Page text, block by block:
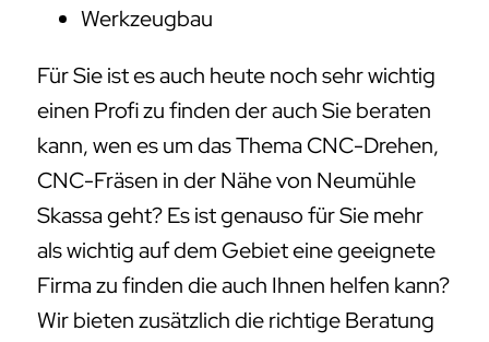
Werkzeugbau
Für Sie ist es auch heute noch sehr wichtig
einen Profi zu finden der auch Sie beraten
kann, wen es um das Thema CNC-Drehen,
CNC-Fräsen in der Nähe von Neumühle
Skassa geht? Es ist genauso für Sie mehr
als wichtig auf dem Gebiet eine geeignete
Firma zu finden die auch Ihnen helfen kann?
Wir bieten zusätzlich die richtige Beratung